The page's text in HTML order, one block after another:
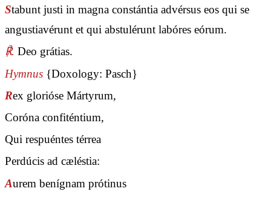
Stabunt justi in magna constántia advérsus eos qui se
angustiavérunt et qui abstulérunt labóres eórum.
℟. Deo grátias.
Hymnus {Doxology: Pasch}
Rex glorióse Mártyrum,
Coróna confiténtium,
Qui respuéntes térrea
Perdúcis ad cæléstia:
Aurem benígnam prótinus